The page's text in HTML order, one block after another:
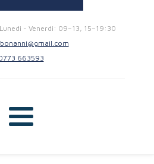
Lunedi - Venerdi: 09–13, 15–19:30
663593